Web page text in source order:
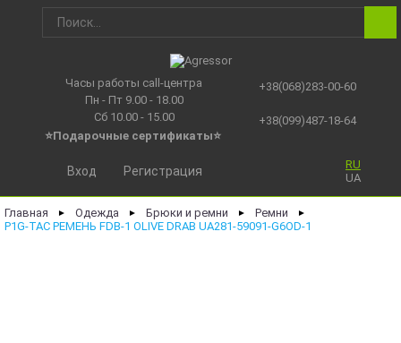
Часы работы call-центра
Пн - Пт 9.00 - 18.00
Сб 10.00 - 15.00
⭐Подарочные сертификаты⭐
+38(068)283-00-60
+38(099)487-18-64
RU
UA
Вход Регистрация
Главная ► Одежда ► Брюки и ремни ► Ремни ►
P1G-TAC РЕМЕНЬ FDB-1 OLIVE DRAB UA281-59091-G6OD-1